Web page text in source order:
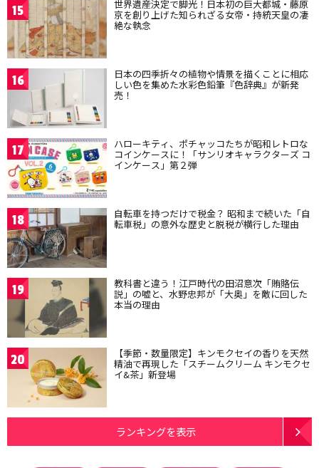
15 世界遺産決定で脚光！日本初の巨大都城・藤原
京を創り上げた知られざる女帝・持統天皇の凄
絶な執念
16 日本の四季折々の植物や情景を描くことに相応
しい色を集めた水彩色鉛筆『色辞典』が新発
売！
17 ハローキティ、ポチャッコたちが昭和レトロな
コインケースに！「サンリオキャラクターズ コ
インケース」第２弾
18 自転車を持つだけで税金？ 昭和まで続いた「自
転車税」の意外な歴史と脱税が横行した理由
19 教科書と違う！江戸時代の田沼意次「賄賂伝
説」の嘘と、水野忠邦が「大奥」を敵に回した
本当の理由
20 【季節・数量限定】キンモクセイの香りを天然
精油で再現した「スチームクリーム キンモクセ
イ&茶」新登場
ランキングを表示